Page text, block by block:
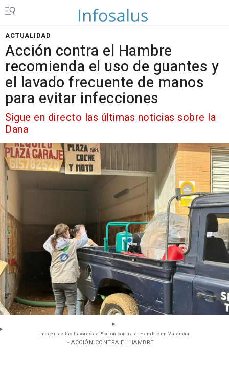
ACTUALIDAD
Acción contra el Hambre
recomienda el uso de guantes y
el lavado frecuente de manos
para evitar infecciones
Sigue en directo las últimas noticias sobre la
Dana
Imagen de las labores de Acción contra el Hambre en Valencia.
- ACCIÓN CONTRA EL HAMBRE